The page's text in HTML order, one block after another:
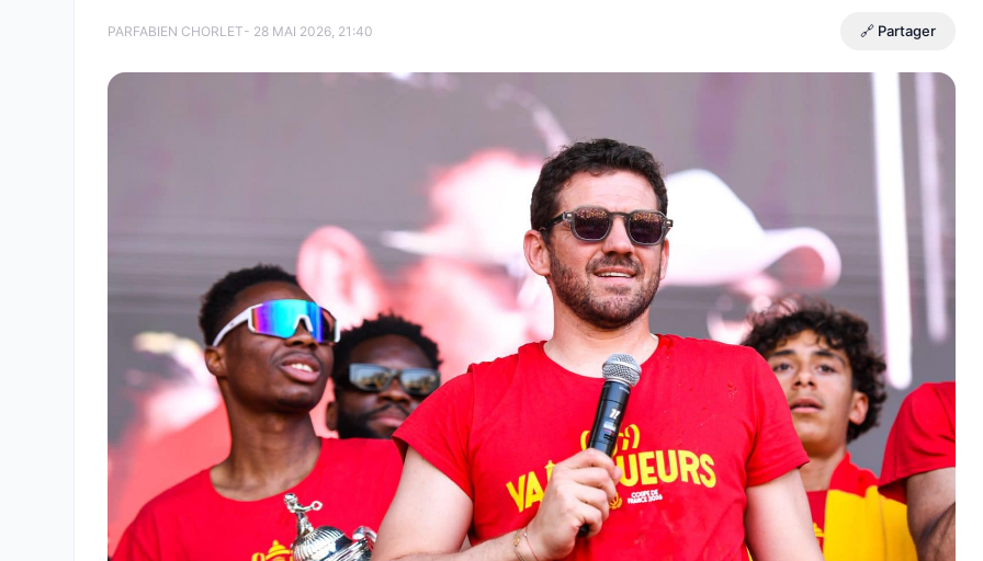
PARFABIEN CHORLET- 28 MAI 2026, 21:40 🔗 Partager